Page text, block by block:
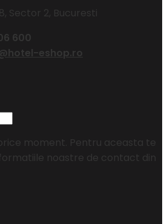
Sector 2, Bucuresti
600
eshop.ro
moment. Pentru aceasta te
noastre de contact din